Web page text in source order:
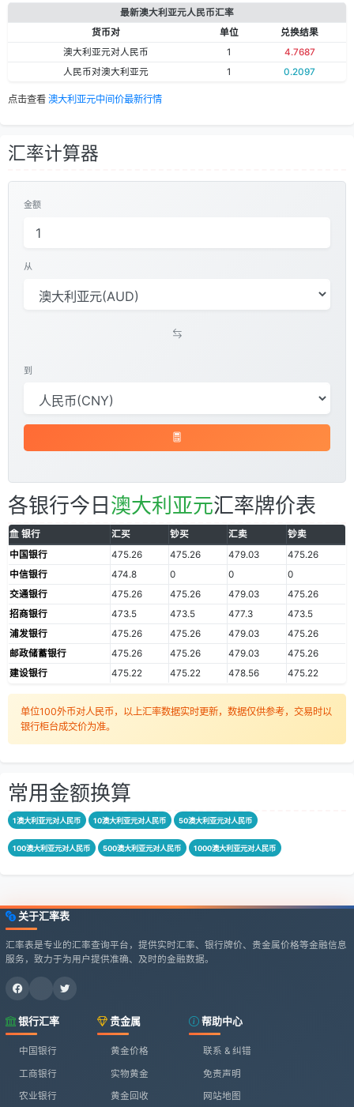
最新澳大利亚元人民币汇率
货币对
单位
兑换结果
澳大利亚元对人民币
1
4.7687
人民币对澳大利亚元
1 0.2097
点击查看 澳大利亚元中间价最新行情
汇率计算器
金额
从
到
各银行今日 澳大利亚元汇率牌价表
银行 汇买 钞买 汇卖
钞卖
中国银行
475.26 475.26 479.03
475.26
中信银行
474.8 0 0
0
交通银行
475.26 475.26 479.03
475.26
招商银行
473.5 473.5 477.3
473.5
浦发银行
475.26 475.26 479.03
475.26
邮政储蓄银行
475.26 475.26 479.03
475.26
建设银行
475.22 475.22 478.56 475.22
单位100外币对人民币，以上汇率数据实时更新，数据仅供参考，交易时以
银行柜台成交价为准。
常用金额换算
1澳大利亚元对人民币 10澳大利亚元对人民币 50澳大利亚元对人民币
100澳大利亚元对人民币 500澳大利亚元对人民币 1000澳大利亚元对人民币
关于汇率表
汇率表是专业的汇率查询平台，提供实时汇率、银行牌价、贵金属价格等金融信息
服务，致力于为用户提供准确、及时的金融数据。
银行汇率
中国银行
工商银行
农业银行
贵金属
黄金价格
实物黄金
黄金回收
帮助中心
联系 & 纠错
免责声明
网站地图